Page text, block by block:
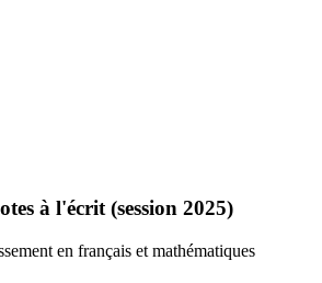
à l'écrit (session 2025)
en français et mathématiques